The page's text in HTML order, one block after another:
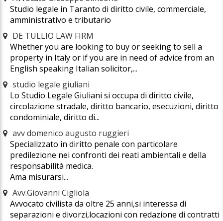
Studio legale in Taranto di diritto civile, commerciale,
amministrativo e tributario
DE TULLIO LAW FIRM
Whether you are looking to buy or seeking to sell a
property in Italy or if you are in need of advice from an
English speaking Italian solicitor,...
studio legale giuliani
Lo Studio Legale Giuliani si occupa di diritto civile,
circolazione stradale, diritto bancario, esecuzioni, diritto
condominiale, diritto di...
avv domenico augusto ruggieri
Specializzato in diritto penale con particolare
predilezione nei confronti dei reati ambientali e della
responsabilità medica.
Ama misurarsi...
Avv.Giovanni Cigliola
Avvocato civilista da oltre 25 anni,si interessa di
separazioni e divorzi,locazioni con redazione di contratti